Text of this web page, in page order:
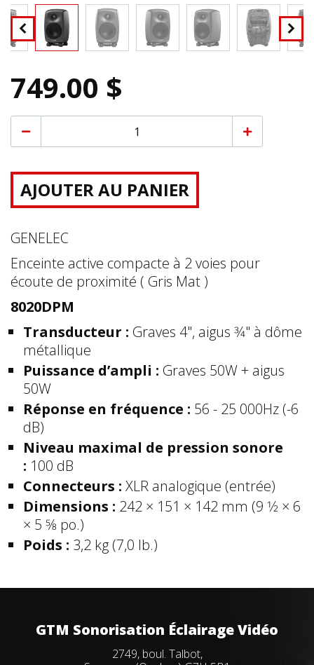
749.00 $
AJOUTER AU PANIER
GENELEC
Enceinte active compacte à 2 voies pour
écoute de proximité ( Gris Mat )
8020DPM
Transducteur : Graves 4", aigus 3⁄4" à dôme
métallique
Puissance d’ampli : Graves 50W + aigus
50W
Réponse en fréquence : 56 - 25 000Hz (-6
dB)
Niveau maximal de pression sonore
: 100 dB
Connecteurs : XLR analogique (entrée)
Dimensions : 242 × 151 × 142 mm (9 1⁄2 × 6
× 5 5⁄8 po.)
Poids : 3,2 kg (7,0 lb.)
GTM Sonorisation Éclairage Vidéo
2749, boul. Talbot,